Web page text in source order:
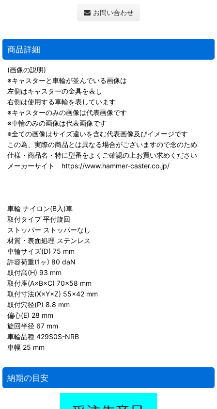
お問い合わせ
商品詳細
(画像の説明)
※キャスターと車輪が並んでいる画像は
左側はキャスターの金具を表し
右側は使用する車輪を表しています
※キャスターのみの画像は代表画像です
※車輪のみの画像は代表画像です
※全ての画像はサイズ違いを含む代表画像及びイメージです
この為、実際の商品とは異なる場合がございますので念のため
仕様・商品名・特に型番をよくご確認の上お買い求めください
メーカーサイト https://www.hammer-caster.co.jp/
車輪 ナイロン(B入)車
取付タイプ 平付旋回
ストッパー ストッパーなし
材質・表面処理 ステンレス
車輪サイズ(D) 75 mm
許容荷重(1ヶ) 80 daN
取付高(H) 93 mm
取付座(A×B×C) 70×58 mm
取付寸法(X×Y×Z) 55×42 mm
取付穴径(P) 8.8 mm
偏心(E) 28 mm
旋回半径 67 mm
車輪品種 429S0S-NRB
車幅 25 mm
納期の目安